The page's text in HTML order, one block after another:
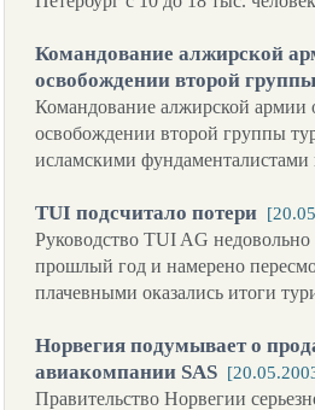
Командование алжирской
освобождении второй
Командование алжирской армии
освобождении второй группы
исламскими фундаменталистами
TUI подсчитало потери
Руководство TUI AG недовольно
прошлый год и намерено
плачевными оказались итоги
Норвегия подумывает о
авиакомпании SAS
Правительство Норвегии